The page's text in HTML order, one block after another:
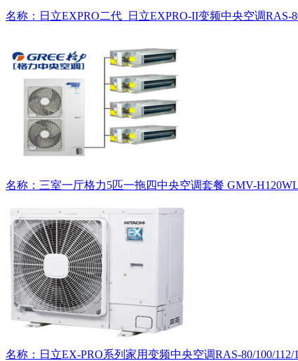
名称：日立EXPRO二代_日立EXPRO-II变频中央空调RAS-
名称：三室一厅格力5匹一拖四中央空调套餐 GMV-
名称：日立EX-PRO系列家用变频中央空调RAS-80/100/112/